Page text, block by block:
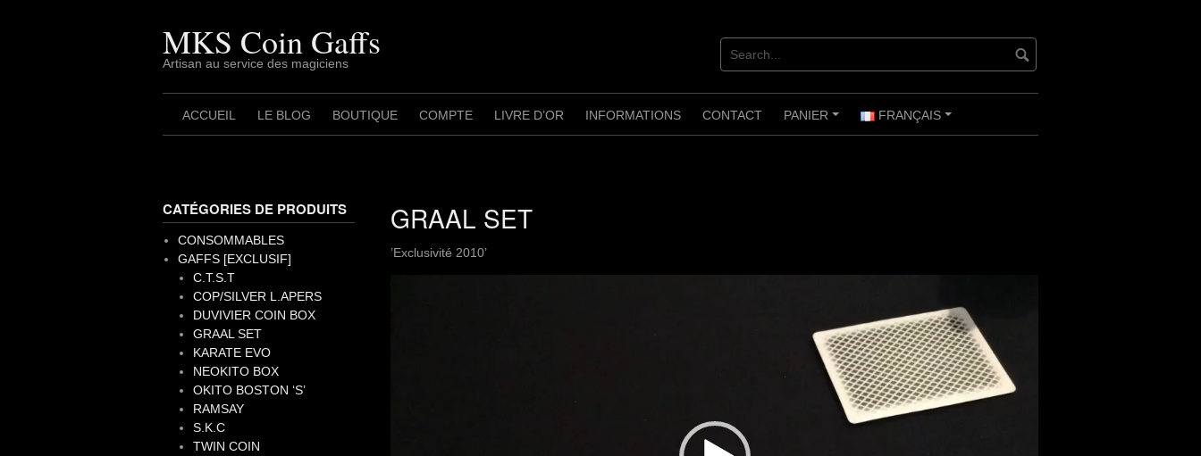
MKS Coin Gaffs
Artisan au service des magiciens
ACCUEIL LE BLOG BOUTIQUE COMPTE LIVRE D’OR INFORMATIONS CONTACT
+
PANIER
+
FRANÇAIS
GRAAL SET
’Exclusivité 2010’
CATÉGORIES DE PRODUITS
CONSOMMABLES
GAFFS [EXCLUSIF]
C.T.S.T
COP/SILVER L.APERS
DUVIVIER COIN BOX
GRAAL SET
KARATE EVO
NEOKITO BOX
OKITO BOSTON ‘S’
RAMSAY
S.K.C
TWIN COIN